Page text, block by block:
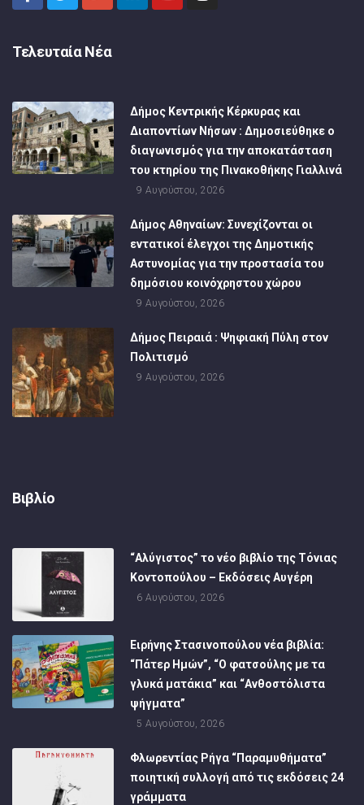
Τελευταία Νέα
Δήμος Κεντρικής Κέρκυρας και
Διαποντίων Νήσων : Δημοσιεύθηκε ο
διαγωνισμός για την αποκατάσταση
του κτηρίου της Πινακοθήκης Γιαλλινά
9 Αυγούστου, 2026
Δήμος Αθηναίων: Συνεχίζονται οι
εντατικοί έλεγχοι της Δημοτικής
Αστυνομίας για την προστασία του
δημόσιου κοινόχρηστου χώρου
9 Αυγούστου, 2026
Δήμος Πειραιά : Ψηφιακή Πύλη στον
Πολιτισμό
9 Αυγούστου, 2026
Βιβλίο
“Αλύγιστος” το νέο βιβλίο της Τόνιας
Κοντοπούλου – Εκδόσεις Αυγέρη
6 Αυγούστου, 2026
Ειρήνης Στασινοπούλου νέα βιβλία:
“Πάτερ Ημών”, “Ο φατσούλης με τα
γλυκά ματάκια” και “Ανθοστόλιστα
ψήγματα”
5 Αυγούστου, 2026
Φλωρεντίας Ρήγα “Παραμυθήματα”
ποιητική συλλογή από τις εκδόσεις 24
γράμματα